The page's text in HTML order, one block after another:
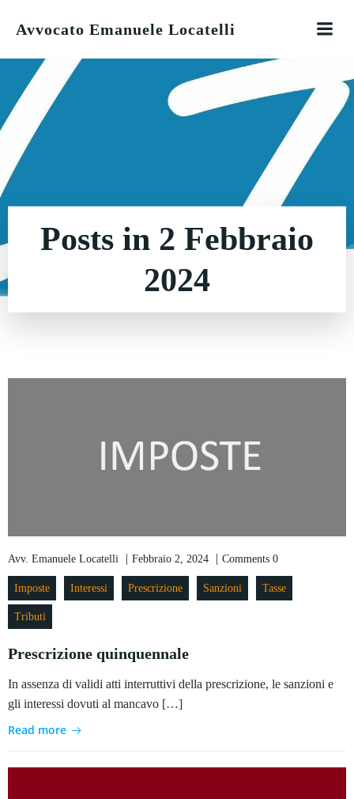
al
Avvocato Emanuele Locatelli
Posts in 2 Febbraio
2024
Avv. Emanuele Locatelli | Febbraio 2, 2024 | Comments 0
Imposte Interessi Prescrizione Sanzioni Tasse
Tributi
Prescrizione quinquennale
In assenza di validi atti interruttivi della prescrizione, le sanzioni e
gli interessi dovuti al mancavo […]
Read more